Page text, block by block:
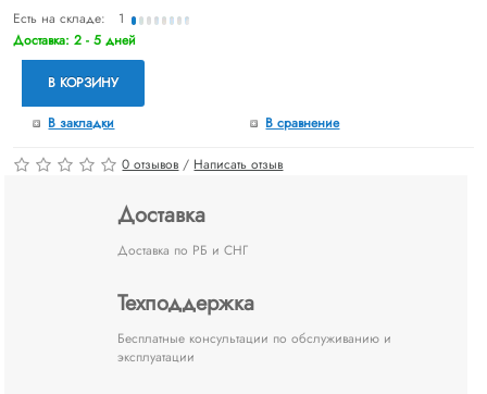
Есть на складе: 1
Доставка: 2 - 5 дней
В КОРЗИНУ
В закладки В сравнение
0 отзывов / Написать отзыв
Доставка
Доставка по РБ и СНГ
Техподдержка
Бесплатные консультации по обслуживанию и
эксплуатации